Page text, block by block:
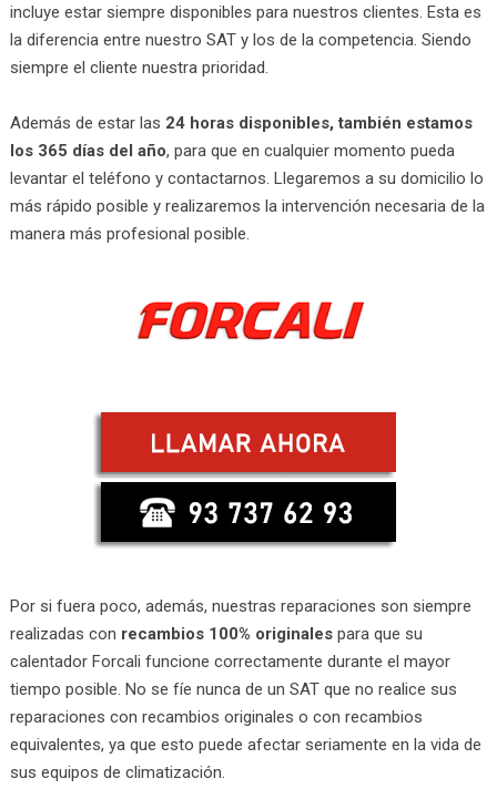
incluye estar siempre disponibles para nuestros clientes. Esta es
la diferencia entre nuestro SAT y los de la competencia. Siendo
siempre el cliente nuestra prioridad.
Además de estar las 24 horas disponibles, también estamos
los 365 días del año, para que en cualquier momento pueda
levantar el teléfono y contactarnos. Llegaremos a su domicilio lo
más rápido posible y realizaremos la intervención necesaria de la
manera más profesional posible.
Por si fuera poco, además, nuestras reparaciones son siempre
realizadas con recambios 100% originalespara que su
calentador Forcali funcione correctamente durante el mayor
tiempo posible. No se fíe nunca de un SAT que no realice sus
reparaciones con recambios originales o con recambios
equivalentes, ya que esto puede afectar seriamente en la vida de
sus equipos de climatización.